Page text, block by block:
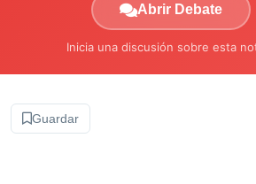
Abrir Debate
Inicia una discusión sobre esta
Guardar